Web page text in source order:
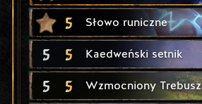
5 Słowo runiczne
5 5 Kaedweński setnik
5 5 Wzmocniony Trebusz